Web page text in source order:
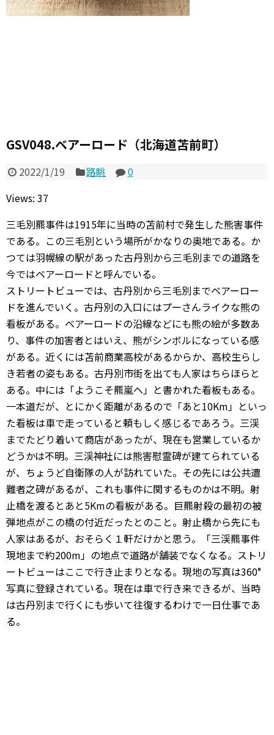
GSV048.ベアーロード（北海道苫前町）
2022/1/19 路眺
0
Views: 37
三毛別羆事件は1915年に当時の苫前村で発生した熊害事件
である。この三毛別という場所がかなりの奥地である。か
つては羽幌線の駅があった古丹別から三毛別までの道路を
今ではベアーロードと呼んでいる。
ストリートビューでは、古丹別から三毛別までベアーロー
ドを進んでいく。古丹別の入口にはプーさんライクな熊の
看板がある。ベアーロードの沿線などにも熊の絵が多数あ
り、事件の加害者とはいえ、熊がシンボルになっている感
がある。近くには苫前商業高校があるからか、高校生らし
き若者の姿もある。古丹別市街を出ても人家はちらほらと
ある。中には「ようこそ羆嵐へ」と書かれた看板もある。
一本道だが、とにかく距離があるので「あと10Km」といっ
た看板は車で走っていると頼もしく感じるであろう。三渓
までたどり着いて商店があったが、現在も営業しているか
どうかは不明。三渓神社には熊害慰霊碑が建てられている
が、ちょうど自衛隊の人が訪れていた。その先には公共遭
難者之碑があるが、これも事件に関するものかは不明。射
止橋を渡るとあと5Kmの看板がある。巨羆射殺の最初の被
弾地点がこの橋の付近だったとのこと。射止橋から先にも
人家はあるが、おそらく１軒だけかと思う。「三渓羆事件
現地まで約200m」の地点で道路が舗装でなくなる。ストリ
ートビューはここで行き止まりとなる。現地の写真は360°
写真に登録されている。現在は車で行き来できるが、当時
は古丹別まで行くにも歩いて往復するわけで一日仕事であ
る。